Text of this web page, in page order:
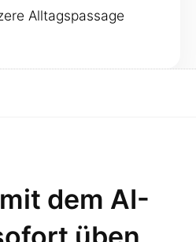
Alltagspassage
dem AI-